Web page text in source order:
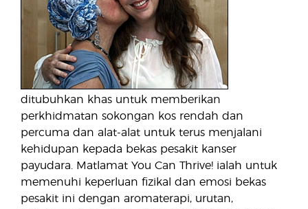
ditubuhkan khas untuk memberikan
perkhidmatan sokongan kos rendah dan
percuma dan alat-alat untuk terus menjalani
kehidupan kepada bekas pesakit kanser
payudara. Matlamat You Can Thrive! ialah untuk
memenuhi keperluan fizikal dan emosi bekas
pesakit ini dengan aromaterapi, urutan,